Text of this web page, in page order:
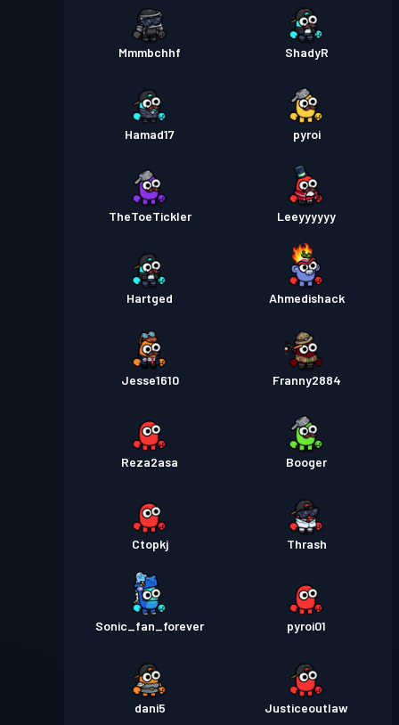
Mmmbchhf ShadyR
Hamad17 pyroi
TheToeTickler Leeyyyyyy
Hartged Ahmedishack
Jesse1610 Franny2884
Reza2asa Booger
Ctopkj Thrash
Sonic_fan_forever pyroi01
dani5 Justiceoutlaw